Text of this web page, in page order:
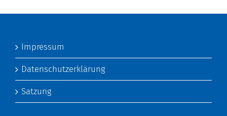
Impressum
Datenschutzerklärung
Satzung